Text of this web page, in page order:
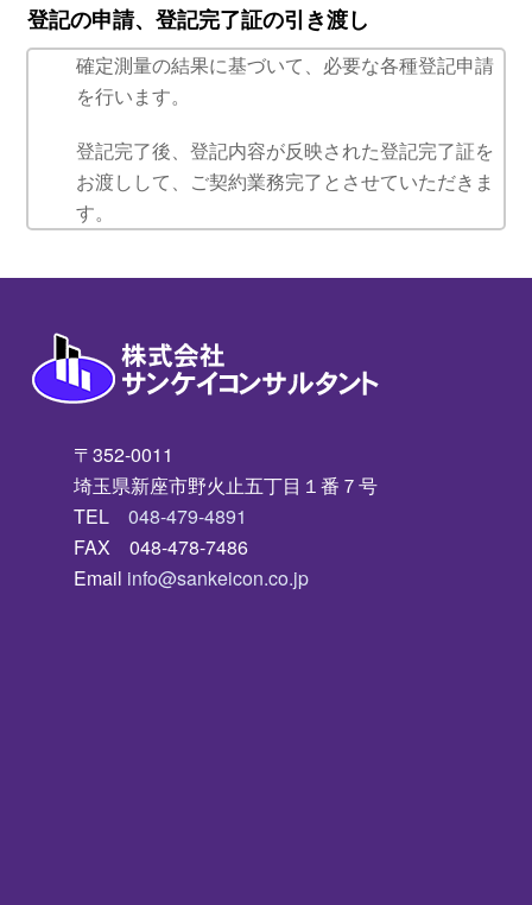
登記の申請、登記完了証の引き渡し
確定測量の結果に基づいて、必要な各種登記申請
を行います。
登記完了後、登記内容が反映された登記完了証を
お渡しして、ご契約業務完了とさせていただきま
す。
〒352-0011
埼玉県新座市野火止五丁目１番７号
TEL048-479-4891
FAX 048-478-7486
Email info@sankeicon.co.jp